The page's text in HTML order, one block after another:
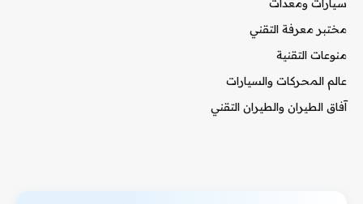
سيارات ومعدات
مختبر معرفة التقني
منوعات التقنية
عالم المحركات والسيارات
آفاق الطيران والطيران التقني